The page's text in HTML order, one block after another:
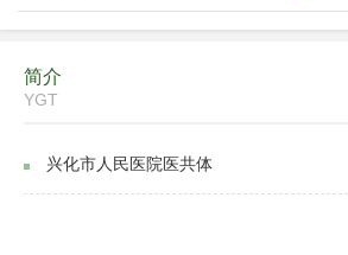
简介
YGT
兴化市人民医院医共体